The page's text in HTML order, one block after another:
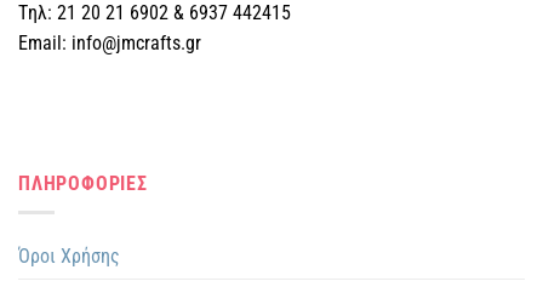
σελίδα
του
Tηλ: 21 20 21 6902 & 6937 442415
Email: info@jmcrafts.gr
ΠΛΗΡΟΦΟΡΙΕΣ
Όροι Χρήσης